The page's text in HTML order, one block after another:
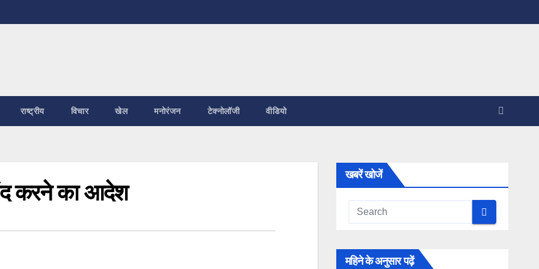
राष्ट्रीय विचार खेल मनोरंजन टेक्नोलॉजी वीडियो
करने का आदेश
खबरें खोजें
महिने के अनुसार पढ़ें